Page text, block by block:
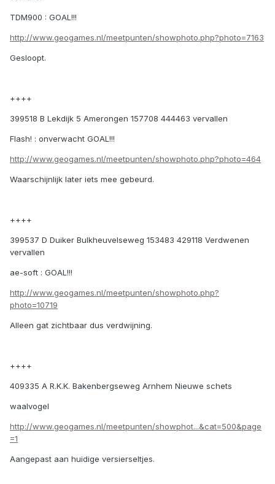
TDM900 : GOAL!!!
http://www.geogames.nl/meetpunten/showphoto.php?photo=7163
Gesloopt.
++++
399518 B Lekdijk 5 Amerongen 157708 444463 vervallen
Flash! : onverwacht GOAL!!!
http://www.geogames.nl/meetpunten/showphoto.php?photo=464
Waarschijnlijk later iets mee gebeurd.
++++
399537 D Duiker Bulkheuvelseweg 153483 429118 Verdwenen
vervallen
ae-soft : GOAL!!!
http://www.geogames.nl/meetpunten/showphoto.php?
photo=10719
Alleen gat zichtbaar dus verdwijning.
++++
409335 A R.K.K. Bakenbergseweg Arnhem Nieuwe schets
waalvogel
http://www.geogames.nl/meetpunten/showphot...&cat=500&page
=1
Aangepast aan huidige versierseltjes.